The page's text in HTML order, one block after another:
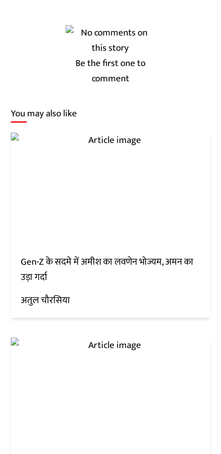
Be the first one to
comment
You may also like
Gen-Z के सदमे में अमीश का लवणेन भोज्यम, अमन का
उड़ा गर्दा
अतुल चौरसिया